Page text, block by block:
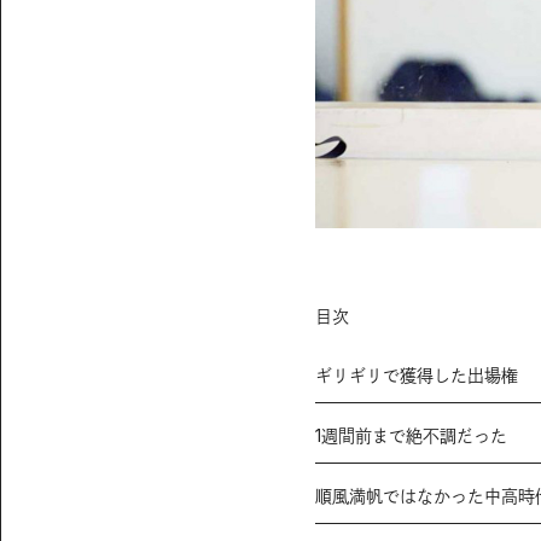
目次
ギリギリで獲得した出場権
1週間前まで絶不調だった
順風満帆ではなかった中高時